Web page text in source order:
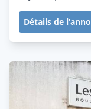
Détails de